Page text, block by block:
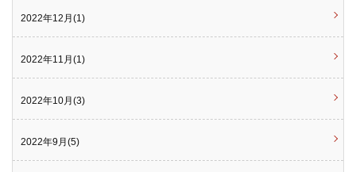
2022年12月(1)
2022年11月(1)
2022年10月(3)
2022年9月(5)